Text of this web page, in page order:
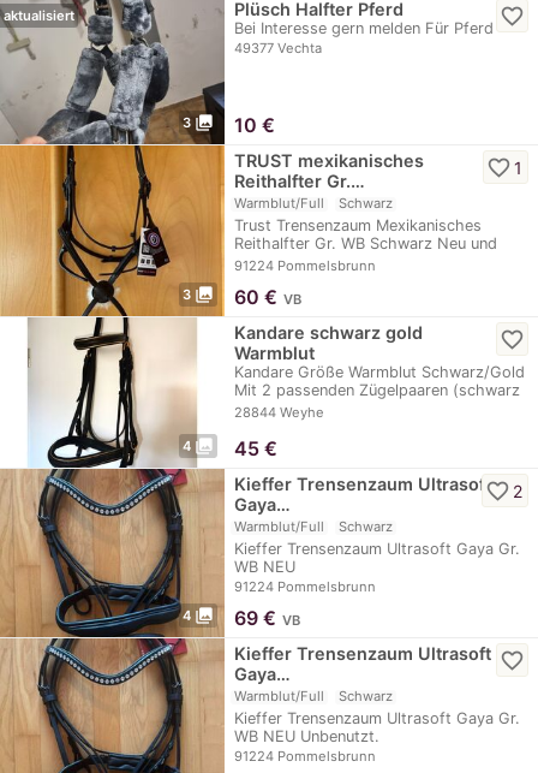
3 photo_library
aktualisiert Plüsch Halfter Pferd
Bei Interesse gern melden Für Pferd
49377 Vechta
favorite_border
10 €
3 photo_library
TRUST mexikanisches
Reithalfter Gr.…
Warmblut/Full Schwarz
Trust Trensenzaum Mexikanisches
Reithalfter Gr. WB Schwarz Neu und
unbenutzt.…
91224 Pommelsbrunn
favorite_border1
60 € VB
4 photo_library
Kandare schwarz gold
Warmblut
Kandare Größe Warmblut Schwarz/Gold
Mit 2 passenden Zügelpaaren (schwarz
mit…
28844 Weyhe
favorite_border
45 €
4 photo_library
Kieffer Trensenzaum Ultrasoft
Gaya…
Warmblut/Full Schwarz
Kieffer Trensenzaum Ultrasoft Gaya Gr.
WB NEU
91224 Pommelsbrunn
favorite_border 2
69 € VB
Kieffer Trensenzaum Ultrasoft
Gaya…
Warmblut/Full Schwarz
Kieffer Trensenzaum Ultrasoft Gaya Gr.
WB NEU Unbenutzt.
91224 Pommelsbrunn
favorite_border